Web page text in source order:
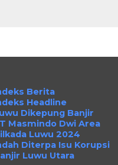
Berita
Headline
Dikepung Banjir
Masmindo Dwi Area
Luwu 2024
Diterpa Isu Korupsi
Luwu Utara